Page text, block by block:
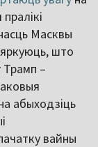
Масквы
што
Трамп –
абыходзіць
вайны